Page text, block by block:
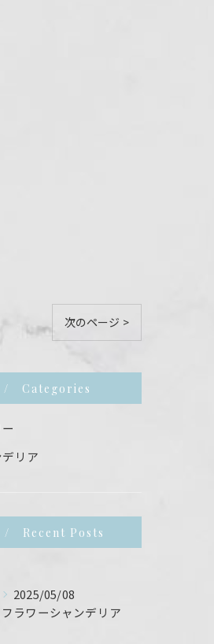
次のページ >
Categories
リア
Recent Posts
2025/05/08
フラワーシャンデリア